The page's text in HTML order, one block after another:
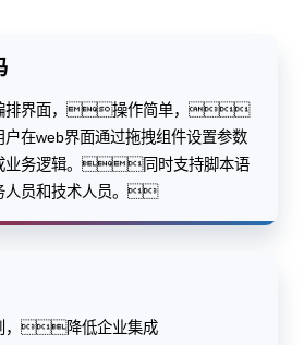
编排界面，操作简单，
在web界面通过拖拽组件设置参数
业务逻辑。同时支持脚本语
员和技术人员。
，降低企业集成